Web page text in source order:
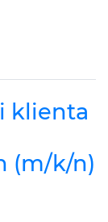
klienta
(m/k/n)